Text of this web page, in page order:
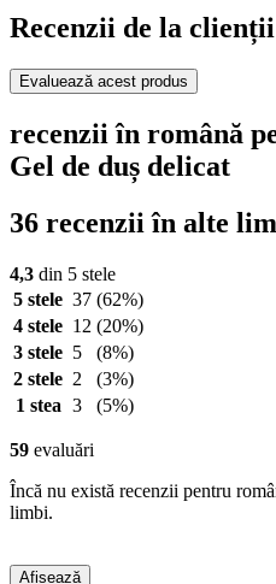
Recenzii de la
Evaluează acest produs
recenzii în română
Gel de duș delicat
36 recenzii în alte
4,3 din 5 stele
5 stele 37 (62%)
4 stele 12 (20%)
3 stele 5
(8%)
2 stele 2
(3%)
1 stea 3 (5%)
59 evaluări
Încă nu există recenzii pentru
limbi.
Afișează